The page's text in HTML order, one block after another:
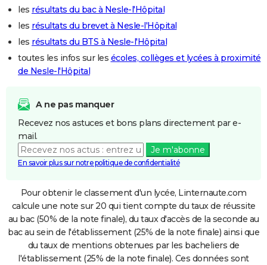
les résultats du bac à Nesle-l'Hôpital
les résultats du brevet à Nesle-l'Hôpital
les résultats du BTS à Nesle-l'Hôpital
toutes les infos sur les écoles, collèges et lycées à proximité
de Nesle-l'Hôpital
A ne pas manquer
Recevez nos astuces et bons plans directement par e-
mail.
Je m'abonne
En savoir plus sur notre politique de confidentialité
Pour obtenir le classement d'un lycée, Linternaute.com
calcule une note sur 20 qui tient compte du taux de réussite
au bac (50% de la note finale), du taux d'accès de la seconde au
bac au sein de l'établissement (25% de la note finale) ainsi que
du taux de mentions obtenues par les bacheliers de
l'établissement (25% de la note finale). Ces données sont